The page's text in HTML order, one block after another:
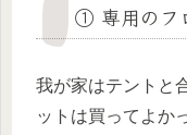
① 専用のフ
我が家はテントと
ットは買ってよか